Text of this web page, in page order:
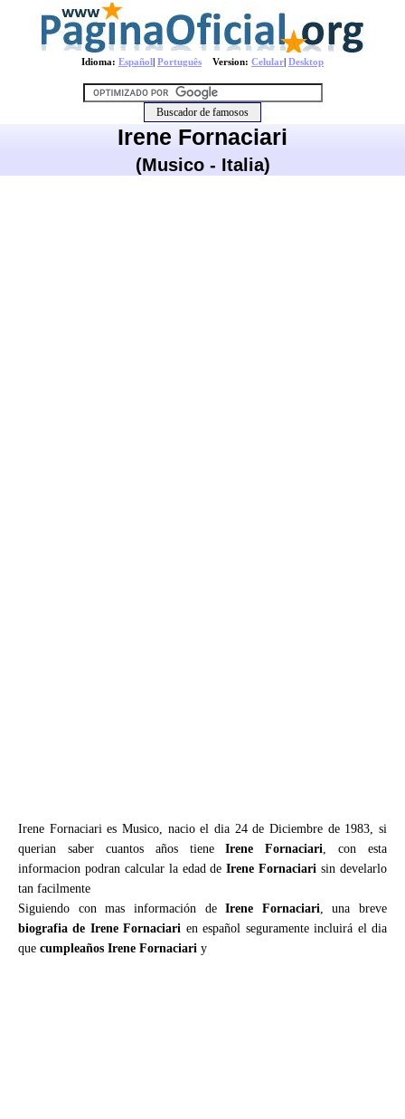
Idioma: Español| Português Version: Celular| Desktop
Irene Fornaciari
(Musico - Italia)
Irene Fornaciari es Musico, nacio el dia 24 de Diciembre de 1983, si
querian saber cuantos años tieneIrene Fornaciari, con esta
informacion podran calcular la edad deIrene Fornaciari sin develarlo
tan facilmente
Siguiendo con mas información deIrene Fornaciari, una breve
biografia de Irene Fornaciari en español seguramente incluirá el dia
que cumpleaños Irene Fornaciari y